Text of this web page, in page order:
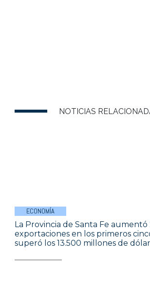
NOTICIAS
ECONOMÍA
La Provincia de Santa Fe aumentó
exportaciones en los primeros
superó los 13.500 millones de